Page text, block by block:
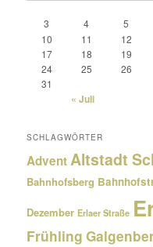
3
4 5
10
11 12
17
18 19
24
25 26
31
« Juli
SCHLAGWÖRTER
AdventAltstadt
Bahnhofsberg
Dezember Erlaer Straße
Frühling